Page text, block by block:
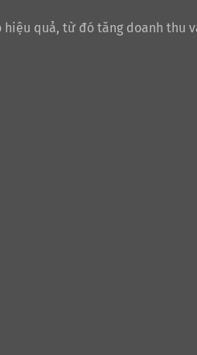
quả, từ đó tăng doanh thu